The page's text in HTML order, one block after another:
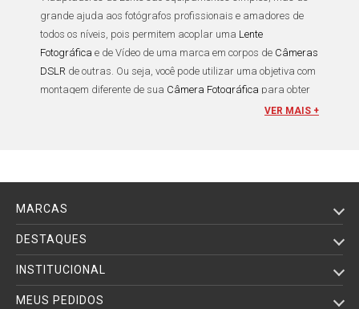
grande ajuda aos fotógrafos profissionais e amadores de
todos os níveis, pois permitem acoplar uma Lente
Fotográfica e de Vídeo de uma marca em corpos de Câmeras
DSLR de outras. Ou seja, você pode utilizar uma objetiva com
montagem diferente de sua Câmera Fotográfica para obter
melhores resultados, ou utilizar as que já possua e, assim,
Com o aprimoramento da tecnologia usada naslentes
afim de atrair mais clientes. Devido à forte concorrência, as
fabricantes delentes digitaisbuscaram produzir lentes de
qualidade que abrangessem diversos comprimentos focais,
algumas voltaram para grandes escalas de distâncias,
VER MAIS +
MARCAS
DESTAQUES
INSTITUCIONAL
MEUS PEDIDOS